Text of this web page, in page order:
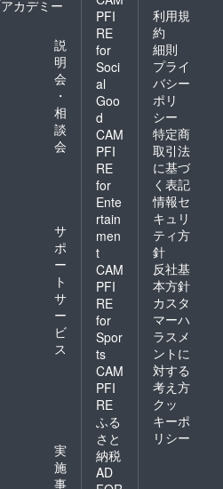
アカデミー
説
明
会
・
相
談
会
サ
ポ
ー
ト
サ
ー
ビ
ス
実
施
事
PFI
RE
for
Soci
al
Goo
d
CAM
PFI
RE
for
Ente
rtain
men
t
CAM
PFI
RE
for
Spor
ts
CAM
PFI
RE
ふる
さと
納税
AD
利用規
約
細則
プライ
バシー
ポリ
シー
特定商
取引法
に基づ
く表記
情報セ
キュリ
ティ方
針
反社基
本方針
カスタ
マーハ
ラスメ
ントに
対する
考え方
クッ
キーポ
リシー